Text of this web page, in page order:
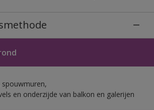
en onderzijde van balkon en galerijen